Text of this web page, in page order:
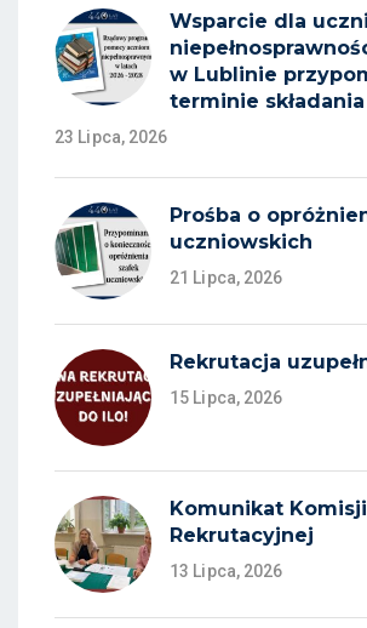
Wsparcie dla
w Lublinie
terminie
23 Lipca, 2026
Prośba o
uczniowskich
21 Lipca, 2026
Rekrutacja
15 Lipca, 2026
Komunikat Komisji
Rekrutacyjnej
13 Lipca, 2026